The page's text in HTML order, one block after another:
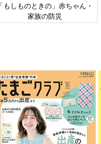
「もしものときの」赤ちゃん・
家族の防災